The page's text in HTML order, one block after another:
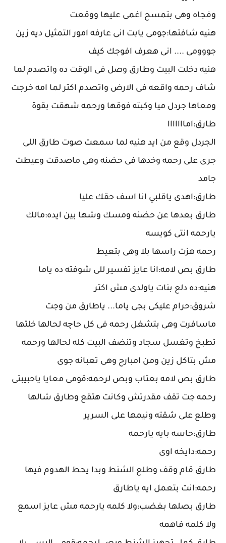
وفجاه وهى بتمسح اغمى عليها ووقعت
هنيه شافتها:جومى يابت انى عارفه امور التمثيل ديه زين
جووومى .... انى هعرف افوجك كيف
هنيه دخلت البيت وطارق وصل فى الوقت ده واتصدم لما
شاف رحمه واقعه فى الارض واتصدم اكتر لما امه خرجت
ومعاها جردل ميا وكبته فوقها ورحمه شهقت بقوة
طارق:امااااااا
الجردل وقع من ايد هنيه لما سمعت صوت طارق اللى
جرى على رحمه وخدها فى حضنه وهى ماصدقت وعيطت
جامد
طارق:اهدى ياقلبي انا اسف حقك عليا
طارق بعدها عن حضنه ومسك وشها بين ايده:مالك
يارحمه انتى كويسه
رحمه هزت راسها بلا وهى بتعيط
طارق بص لامه:انا عايز تفسير للى شوفته ده ياما
هنيه:ده دلع بنات ياولدى مش اكتر
شروق:حرام عليكى بجى ياما... ياطارق من وجت
ماسافرت وهى بتشغل رحمه فى كل حاچه لحالها خلتها
تطبخ وتغسل سجاد وتنضف البيت كله لحالها ورحمه
مش بتاكل زين ومن امبارح وهى تعبانه جوى
طارق بص لامه بعتاب وبص لرحمه:قومى معايا ياحبيبتى
رحمه جت تقف مقدرتش وكانت هتقع وطارق شالها
وطلع على شقته ونيمها على السرير
طارق:حاسه بايه يارحمه
رحمه:دايخه اوى
طارق قام وقف وطلع الشنط وبدا يحط الهدوم فيها
رحمه:انت بتعمل ايه ياطارق
طارق بصلها بغضب:ولا كلمه يارحمه مش عايز اسمع
ولا كلمه فاهمه